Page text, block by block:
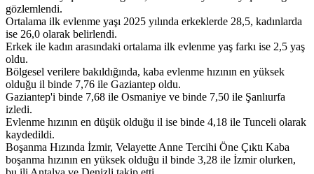
gözlemlendi.
Ortalama ilk evlenme yaşı 2025 yılında erkeklerde 28,5, kadınlarda
ise 26,0 olarak belirlendi.
Erkek ile kadın arasındaki ortalama ilk evlenme yaş farkı ise 2,5 yaş
oldu.
Bölgesel verilere bakıldığında, kaba evlenme hızının en yüksek
olduğu il binde 7,76 ile Gaziantep oldu.
Gaziantep'i binde 7,68 ile Osmaniye ve binde 7,50 ile Şanlıurfa
izledi.
Evlenme hızının en düşük olduğu il ise binde 4,18 ile Tunceli olarak
kaydedildi.
Boşanma Hızında İzmir, Velayette Anne Tercihi Öne Çıktı Kaba
boşanma hızının en yüksek olduğu il binde 3,28 ile İzmir olurken,